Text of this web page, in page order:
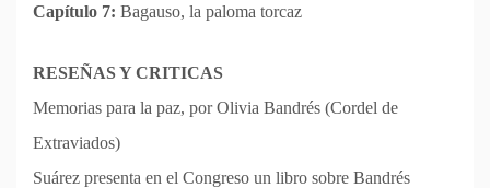
Capítulo 7: Bagauso, la paloma torcaz
RESEÑAS Y CRITICAS
Memorias para la paz, por Olivia Bandrés (Cordel de
Extraviados)
Suárez presenta en el Congreso un libro sobre Bandrés